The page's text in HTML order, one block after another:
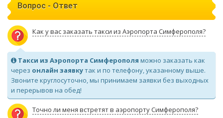
Вопрос - Ответ
Как у вас заказать такси из Аэропорта Симферополя?
Такси из Аэропорта Симферополя можно заказать как
через онлайн заявкутак и по телефону, указанному выше.
Звоните круглосуточно, мы принимаем заявки без выходных
и перерывов на обед!
Точно ли меня встретят в аэропорту Симферополя?